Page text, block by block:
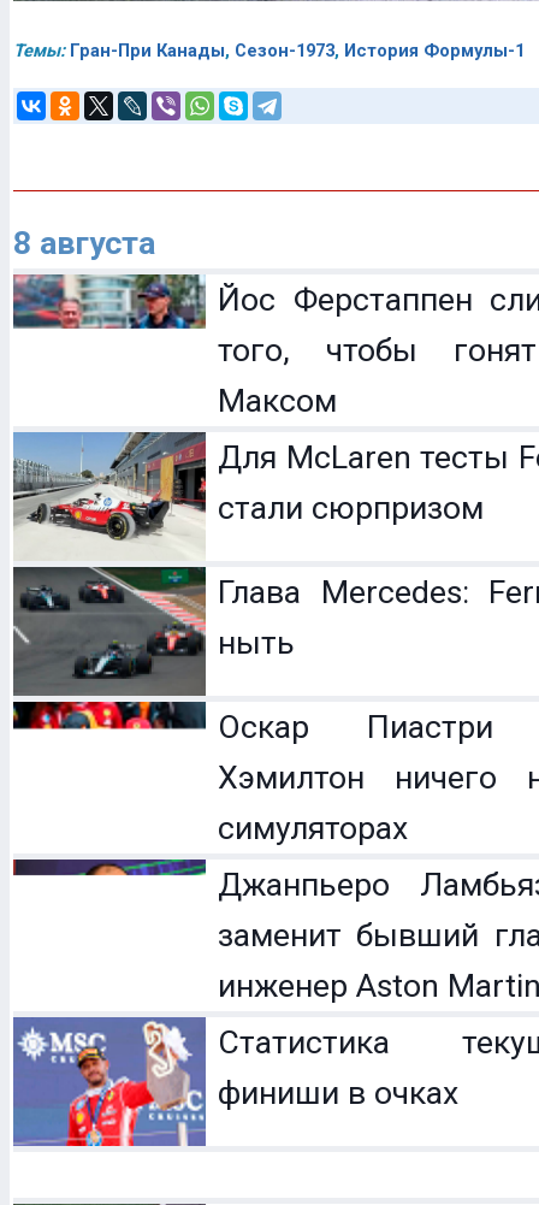
Темы: Гран-При Канады, Сезон-1973, История Формулы-1
8 августа
Йос Ферстаппен
того, чтобы
Максом
Для McLaren тесты
стали сюрпризом
Глава Mercedes:
ныть
Оскар Пиастри
Хэмилтон ничего
симуляторах
Джанпьеро
заменит бывший
инженер Aston
Статистика
финиши в очках